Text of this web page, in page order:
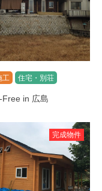
工 住宅・別荘
Free in 広島
完成物件